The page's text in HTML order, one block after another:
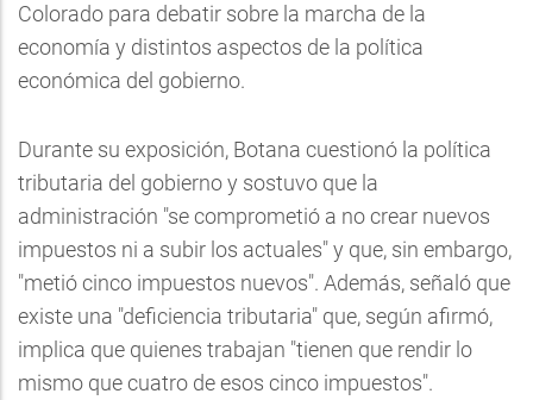
Colorado para debatir sobre la marcha de la
economía y distintos aspectos de la política
económica del gobierno.
Durante su exposición, Botana cuestionó la política
tributaria del gobierno y sostuvo que la
administración "se comprometió a no crear nuevos
impuestos ni a subir los actuales" y que, sin embargo,
"metió cinco impuestos nuevos". Además, señaló que
existe una "deficiencia tributaria" que, según afirmó,
implica que quienes trabajan "tienen que rendir lo
mismo que cuatro de esos cinco impuestos".